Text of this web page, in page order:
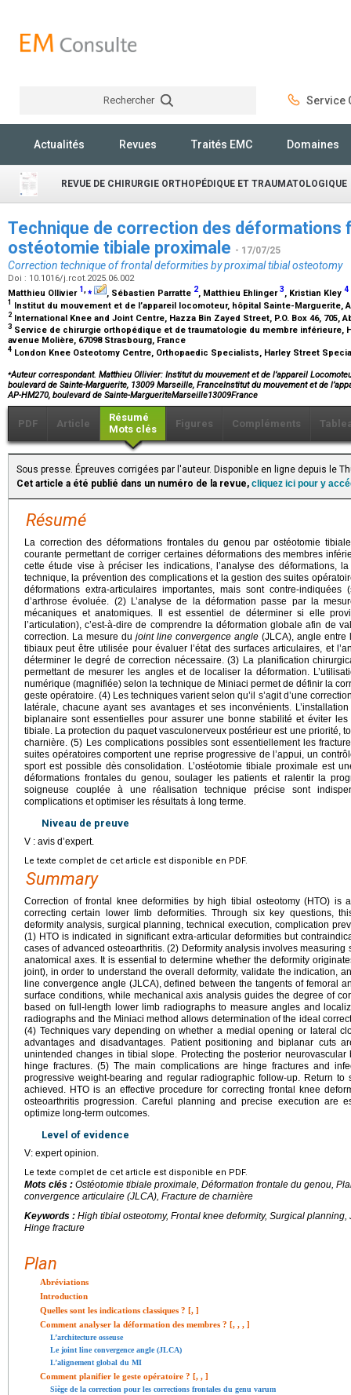
Rechercher Service
Actualités Revues Traités EMC Domaines
REVUE DE CHIRURGIE ORTHOPÉDIQUE ET TRAUMATOLOGIQUE
Technique de correction des déformations
ostéotomie tibiale proximale - 17/07/25
Correction technique of frontal deformities by proximal tibial osteotomy
Doi : 10.1016/j.rcot.2025.06.002
Matthieu Ollivier 1,⁎ , Sébastien Parratte 2, Matthieu Ehlinger3, Kristian Kley 4
1 Institut du mouvement et de l’appareil locomoteur, hôpital Sainte-Marguerite,
2 International Knee and Joint Centre, Hazza Bin Zayed Street, P.O. Box 46, 705,
3 Service de chirurgie orthopédique et de traumatologie du membre inférieure,
avenue Molière, 67098 Strasbourg, France
4 London Knee Osteotomy Centre, Orthopaedic Specialists, Harley Street
⁎Auteur correspondant. Matthieu Ollivier: Institut du mouvement et de l’appareil
boulevard de Sainte-Marguerite, 13009 Marseille, FranceInstitut du mouvement et de
AP-HM270, boulevard de Sainte-MargueriteMarseille13009France
PDF Article
Résumé
Mots clés
Figures Compléments
Sous presse. Épreuves corrigées par l'auteur. Disponible en ligne depuis le
Cet article a été publié dans un numéro de la revue, cliquez ici pour y
Résumé
La correction des déformations frontales du genou par ostéotomie
courante permettant de corriger certaines déformations des membres
cette étude vise à préciser les indications, l’analyse des déformations,
technique, la prévention des complications et la gestion des suites
déformations extra-articulaires importantes, mais sont contre-
d’arthrose évoluée. (2) L’analyse de la déformation passe par la
mécaniques et anatomiques. Il est essentiel de déterminer si elle
l’articulation), c’est-à-dire de comprendre la déformation globale afin de
correction. La mesure du joint line convergence angle (JLCA), angle entre
tibiaux peut être utilisée pour évaluer l’état des surfaces articulaires, et
déterminer le degré de correction nécessaire. (3) La planification
permettant de mesurer les angles et de localiser la déformation.
numérique (magnifiée) selon la technique de Miniaci permet de définir la
geste opératoire. (4) Les techniques varient selon qu’il s’agit d’une
latérale, chacune ayant ses avantages et ses inconvénients.
biplanaire sont essentielles pour assurer une bonne stabilité et éviter
tibiale. La protection du paquet vasculonerveux postérieur est une priorité,
charnière. (5) Les complications possibles sont essentiellement les
suites opératoires comportent une reprise progressive de l’appui, un
sport est possible dès consolidation. L’ostéotomie tibiale proximale est
déformations frontales du genou, soulager les patients et ralentir la
soigneuse couplée à une réalisation technique précise sont
complications et optimiser les résultats à long terme.
Niveau de preuve
V : avis d’expert.
Le texte complet de cet article est disponible en PDF.
Summary
Correction of frontal knee deformities by high tibial osteotomy (HTO) is
correcting certain lower limb deformities. Through six key questions,
deformity analysis, surgical planning, technical execution, complication
(1) HTO is indicated in significant extra-articular deformities but
cases of advanced osteoarthritis. (2) Deformity analysis involves
anatomical axes. It is essential to determine whether the deformity
joint), in order to understand the overall deformity, validate the indication,
line convergence angle (JLCA), defined between the tangents of femoral
surface conditions, while mechanical axis analysis guides the degree of
based on full-length lower limb radiographs to measure angles and
radiographs and the Miniaci method allows determination of the ideal
(4) Techniques vary depending on whether a medial opening or lateral
advantages and disadvantages. Patient positioning and biplanar cuts
unintended changes in tibial slope. Protecting the posterior
hinge fractures. (5) The main complications are hinge fractures and
progressive weight-bearing and regular radiographic follow-up. Return
achieved. HTO is an effective procedure for correcting frontal knee
osteoarthritis progression. Careful planning and precise execution are
optimize long-term outcomes.
Level of evidence
V: expert opinion.
Le texte complet de cet article est disponible en PDF.
Mots clés : Ostéotomie tibiale proximale, Déformation frontale du genou,
convergence articulaire (JLCA), Fracture de charnière
Keywords : High tibial osteotomy, Frontal knee deformity, Surgical
Hinge fracture
Plan
Abréviations
Introduction
Quelles sont les indications classiques ? [, ]
Comment analyser la déformation des membres ? [, , , ]
L’architecture osseuse
Le joint line convergence angle (JLCA)
L’alignement global du MI
Comment planifier le geste opératoire ? [, , ]
Siège de la correction pour les corrections frontales du genu varum